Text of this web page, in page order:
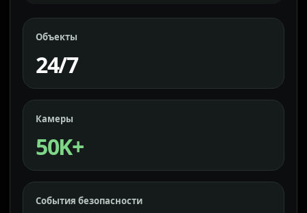
Объекты
24/7
Камеры
50K+
События безопасности